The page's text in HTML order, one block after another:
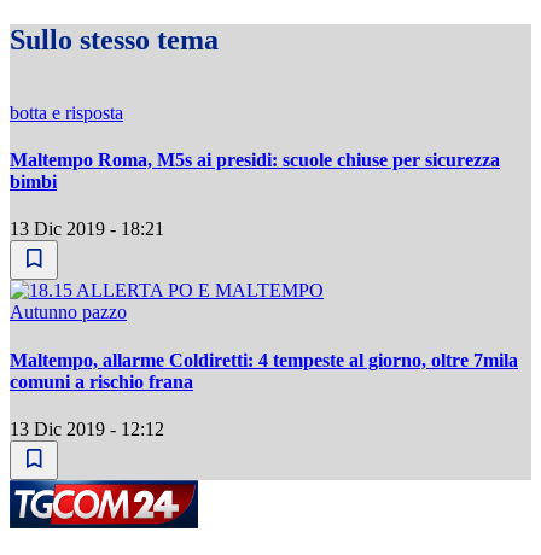
Sullo stesso tema
botta e risposta
Maltempo Roma, M5s ai presidi: scuole chiuse per sicurezza
bimbi
13 Dic 2019 - 18:21
Autunno pazzo
Maltempo, allarme Coldiretti: 4 tempeste al giorno, oltre 7mila
comuni a rischio frana
13 Dic 2019 - 12:12